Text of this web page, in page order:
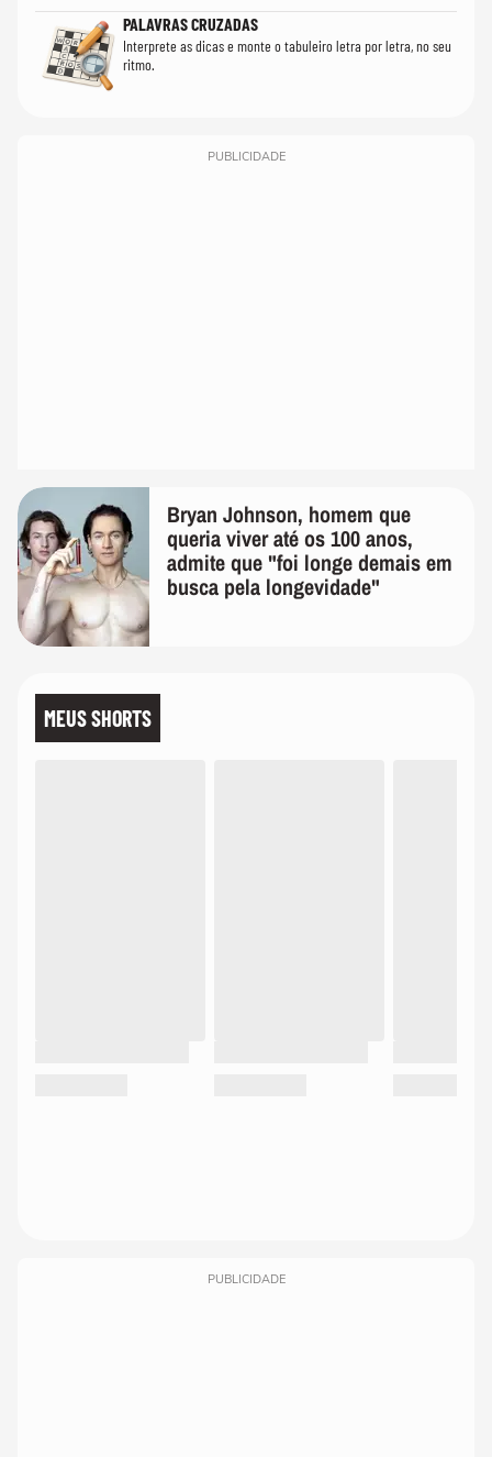
PALAVRAS CRUZADAS
Interprete as dicas e monte o tabuleiro letra por letra, no seu
ritmo.
PUBLICIDADE
Bryan Johnson, homem que
queria viver até os 100 anos,
admite que "foi longe demais em
busca pela longevidade"
MEUS SHORTS
PUBLICIDADE